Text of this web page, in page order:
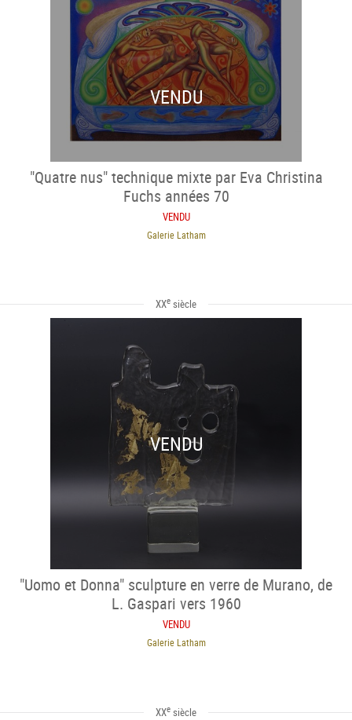
VENDU
"Quatre nus" technique mixte par Eva Christina
Fuchs années 70
VENDU
Galerie Latham
XXe siècle
VENDU
"Uomo et Donna" sculpture en verre de Murano, de
L. Gaspari vers 1960
VENDU
Galerie Latham
XXe siècle